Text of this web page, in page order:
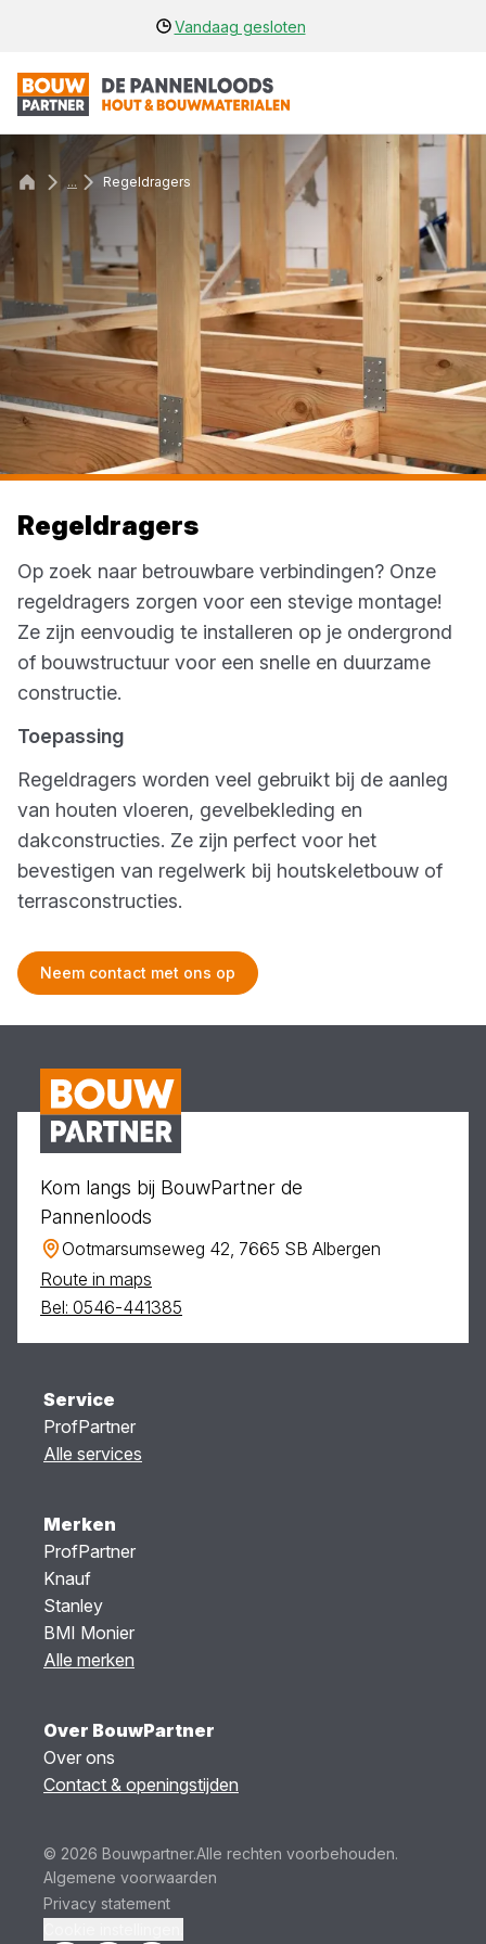
Vandaag gesloten
... Regeldragers
Regeldragers
Op zoek naar betrouwbare verbindingen? Onze
regeldragers zorgen voor een stevige montage!
Ze zijn eenvoudig te installeren op je ondergrond
of bouwstructuur voor een snelle en duurzame
constructie.
Toepassing
Regeldragers worden veel gebruikt bij de aanleg
van houten vloeren, gevelbekleding en
dakconstructies. Ze zijn perfect voor het
bevestigen van regelwerk bij houtskeletbouw of
terrasconstructies.
Neem contact met ons op
Kom langs bij BouwPartner de
Pannenloods
Ootmarsumseweg 42, 7665 SB Albergen
Route in maps
Bel: 0546-441385
Service
ProfPartner
Alle services
Merken
ProfPartner
Knauf
Stanley
BMI Monier
Alle merken
Over BouwPartner
Over ons
Contact & openingstijden
© 2026 Bouwpartner.Alle rechten voorbehouden.
Algemene voorwaarden
Privacy statement